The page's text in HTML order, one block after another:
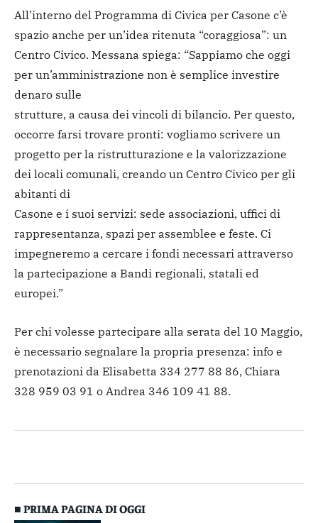
All’interno del Programma di Civica per Casone c’è
spazio anche per un’idea ritenuta “coraggiosa”: un
Centro Civico. Messana spiega: “Sappiamo che oggi
per un’amministrazione non è semplice investire
denaro sulle
strutture, a causa dei vincoli di bilancio. Per questo,
occorre farsi trovare pronti: vogliamo scrivere un
progetto per la ristrutturazione e la valorizzazione
dei locali comunali, creando un Centro Civico per gli
abitanti di
Casone e i suoi servizi: sede associazioni, uffici di
rappresentanza, spazi per assemblee e feste. Ci
impegneremo a cercare i fondi necessari attraverso
la partecipazione a Bandi regionali, statali ed
europei.”
Per chi volesse partecipare alla serata del 10 Maggio,
è necessario segnalare la propria presenza: info e
prenotazioni da Elisabetta 334 277 88 86, Chiara
328 959 03 91 o Andrea 346 109 41 88.
■ PRIMA PAGINA DI OGGI